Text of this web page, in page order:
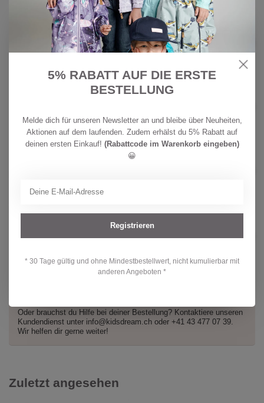
COLOR KIDS
Color Kids Kleinkinder Bade Mütze
UV 60+ Fairy Rose
CHF
27,90
CHF
COLOR KIDS
Auf Lager
CHF 99,90
Color Kids Jungen Skijacke
Colorblock Total Eclipse
Oder brauchst du Hilfe bei deiner Bestellung? Kontaktiere unseren
Kundendienst unter info@kidsdream.ch oder +41 43 477 07 39.
Wir helfen dir gerne weiter!
Zuletzt angesehen
5% RABATT AUF DIE ERSTE
BESTELLUNG
Melde dich für unseren Newsletter an und bleibe über Neuheiten,
Aktionen auf dem laufenden. Zudem erhälst du 5% Rabatt auf
deinen ersten Einkauf! (Rabattcode im Warenkorb eingeben)
😀
Registrieren
* 30 Tage gültig und ohne Mindestbestellwert, nicht kumulierbar mit
anderen Angeboten *